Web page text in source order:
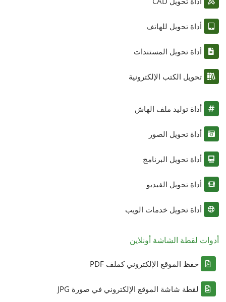
أداة تحويل للهاتف
أداة تحويل المستندات
تحويل الكتب الإلكترونية
أداة توليد ملف الهاش
أداة تحويل الصور
أداة تحويل البرنامج
أداة تحويل الفيديو
أداة تحويل خدمات الويب
أدوات لقطة الشاشة أونلاين
حفظ الموقع الإلكتروني كملف PDF
لقطة شاشة الموقع الإلكتروني في صورة JPG